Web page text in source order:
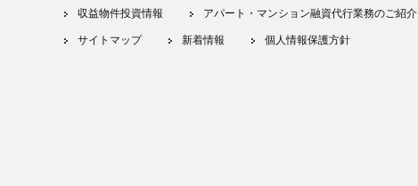
収益物件投資情報 アパート・マンション融資代行業務のご紹介
サイトマップ 新着情報 個人情報保護方針